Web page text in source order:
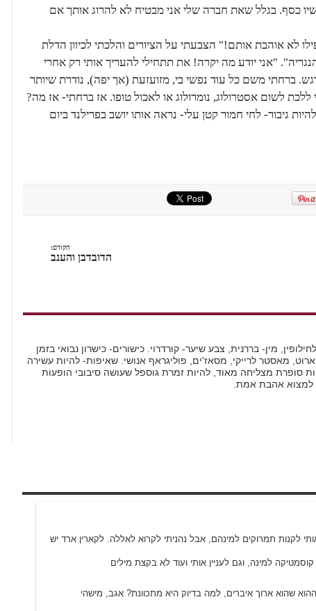
כסף. בגלל שאת חברה שלי אני מבטיח לא להרוג אותך אם
לא אוהבת אותם!" הצבעתי על הציורים והלכתי לכיוון הדלת
"אני יודע מה יקרה! את תתחילי להעריך אותי רק אחרי
ברחתי משם כל עוד נפשי בי, מזועזעת (אך יפה), נודרת שיותר
לשום אסטרולוג, נומרולוג או לאכול טופו. אז ברחתי- אז מה?
גיבור- לחי חמור קטן עלי- נראה אותו יושב בפרילנד ביום
הקודם:
הדובדבן והענב
גיל- 3, 28, ו- 90 לחילופין, מין- בררנית, צבע שיער- קורדרוי. כישורים- כישרון נבואי בזמן
מאסטר לרייקי, מסאז'ים, פוליגראף אנושי. שאיפות- להיות עשירה
סופרת מצליחה מאוד, להיות זמרת גוספל שעושה סיבובי הופעות
למצוא אהבת אמת.
לקנות תמרוקים למינהם, אבל נהניתי לקרוא לאללה. לקארין ארד יש
למינה, וגם לעניין אותי ועוד לא בקצת מילים
שהוא ארוך איברים, למה בדיוק היא מתכוונת? אגב, מישהי